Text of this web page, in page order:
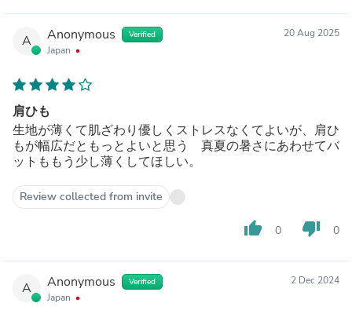
A Anonymous Verified
Japan
20 Aug 2025
肩ひも
生地が薄くて肌ざわり優しくストレスなくてよいが、肩ひ
もが幅広だともっとよいと思う 真夏の暑さにあわせてバ
ットももう少し薄くしてほしい。
Review collected from invite
thumb_up 0 thumb_down 0
A Anonymous Verified
Japan
2 Dec 2024